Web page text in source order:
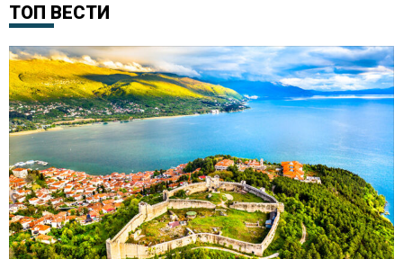
ТОП ВЕСТИ